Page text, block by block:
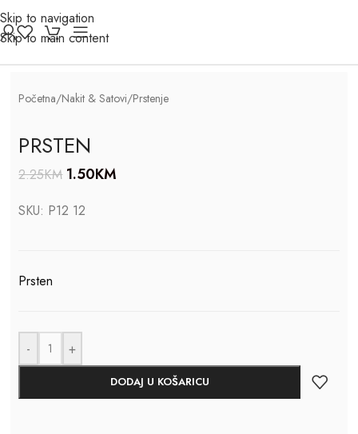
Skip to navigation
Skip to main content
-33%
Click to enlarge
Početna/Nakit & Satovi/Prstenje
PRSTEN
2.25KM 1.50KM
SKU: P12 12
Prsten
- +
DODAJ U KOŠARICU